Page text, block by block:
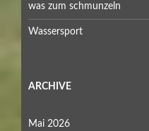
was zum schmunzeln
Wassersport
ARCHIVE
Mai 2026